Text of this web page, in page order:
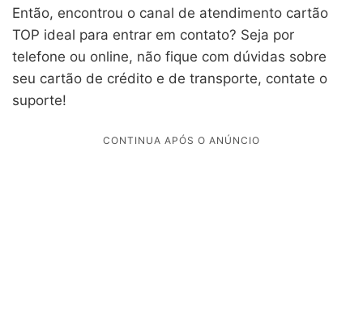
Então, encontrou o canal de atendimento cartão
TOP ideal para entrar em contato? Seja por
telefone ou online, não fique com dúvidas sobre
seu cartão de crédito e de transporte, contate o
suporte!